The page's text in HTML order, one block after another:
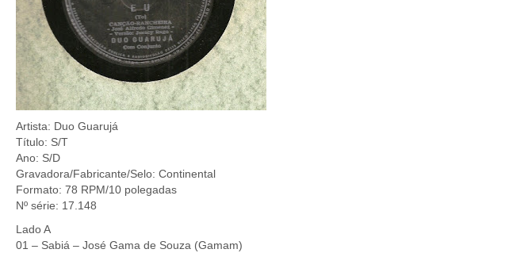
Artista: Duo Guarujá
Título: S/T
Ano: S/D
Gravadora/Fabricante/Selo: Continental
Formato: 78 RPM/10 polegadas
Nº série: 17.148
Lado A
01 – Sabiá – José Gama de Souza (Gamam)